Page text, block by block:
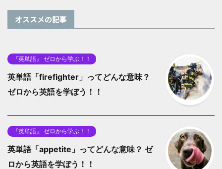
オススメの記事
『英単語』 ゼロから学ぶ！！
英単語「firefighter」ってどんな意味？
ゼロから英語を学ぼう！！
『英単語』 ゼロから学ぶ！！
英単語「appetite」ってどんな意味？ ゼ
ロから英語を学ぼう！！